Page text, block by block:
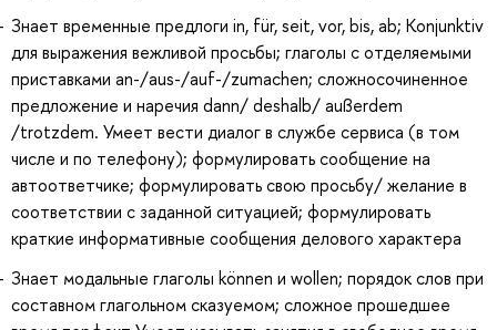
Знает временные предлоги in, für, seit, vor, bis, ab; Konjunktiv
для выражения вежливой просьбы; глаголы с отделяемыми
приставками an-/aus-/auf-/zumachen; сложносочиненное
предложение и наречия dann/ deshalb/ außerdem
/trotzdem. Умеет вести диалог в службе сервиса (в том
числе и по телефону); формулировать сообщение на
автоответчике; формулировать свою просьбу/ желание в
соответствии с заданной ситуацией; формулировать
краткие информативные сообщения делового характера
Знает модальные глаголы können и wollen; порядок слов при
составном глагольном сказуемом; сложное прошедшее